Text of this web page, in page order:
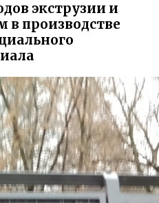
экструзии и
в производстве